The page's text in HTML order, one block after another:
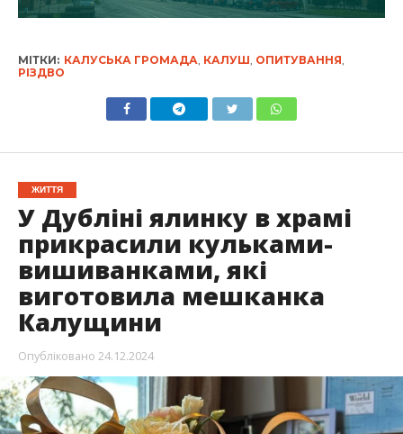
МІТКИ: КАЛУСЬКА ГРОМАДА КАЛУШ ОПИТУВАННЯ
РІЗДВО
ЖИТТЯ
У Дубліні ялинку в храмі
прикрасили кульками-
вишиванками, які
виготовила мешканка
Калущини
Опубліковано 24.12.2024